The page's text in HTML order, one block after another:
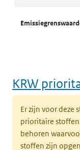
KRW
Er zijn voor deze
prioritaire
behoren
stoffen zijn